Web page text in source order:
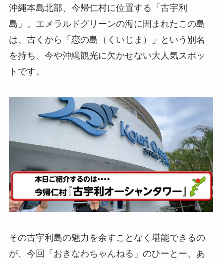
沖縄本島北部、今帰仁村に位置する「古宇利
島」。エメラルドグリーンの海に囲まれたこの島
は、古くから「恋の島（くいじま）」という別名
を持ち、今や沖縄観光に欠かせない大人気スポッ
トです。
その古宇利島の魅力を余すことなく堪能できるの
が、今回「おきなわちゃんねる」のひーとー、あ